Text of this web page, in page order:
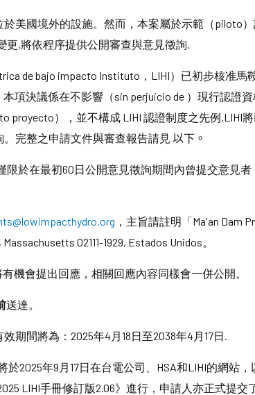
美國境外的設施。然而，本案屬於示範（piloto
,將依程序提供公開審查與意見徵詢.
de bajo impacto Instituto，LIHI）已初步核准
項決議係在不影響（sin perjuicio de ）現行認證
proyecto），並不構成 LIHI 認證制度之先例.LIHI
完整之申請文件與審查報告請見 以下。
於在最初60日公開意見徵詢期間內曾提交意見
，主旨請註明「Ma'an Dam
02111-1929, Estados Unidos。
機會提出回應，相關回應內容同樣會一併公開。
送達。
期間將為：2025年4月18日至2038年4月17日.
於2025年9月17日在台電公司、HSA和LIHI的網站
LIHI手冊修訂版2.06》進行，申請人亦正式提